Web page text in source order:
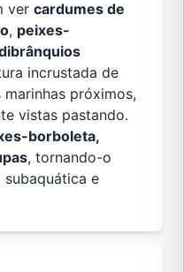
ver cardumes de
, peixes-
incrustada de
próximos,
vistas pastando.
borboleta,
, tornando-o
e